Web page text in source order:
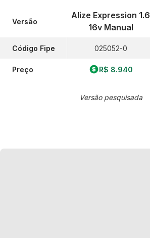
Versão
Código Fipe
Preço
Alize Expression 1.6
16v Manual
025052-0
R$ 8.940
Versão pesquisada